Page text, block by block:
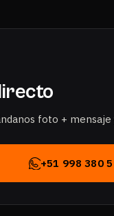
foto +
+51 998 380